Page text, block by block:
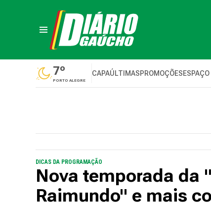
7º
PORTO ALEGRE
CAPAÚLTIMASPROMOÇÕES
DICAS DA PROGRAMAÇÃO
Nova temporada da
Raimundo" e mais